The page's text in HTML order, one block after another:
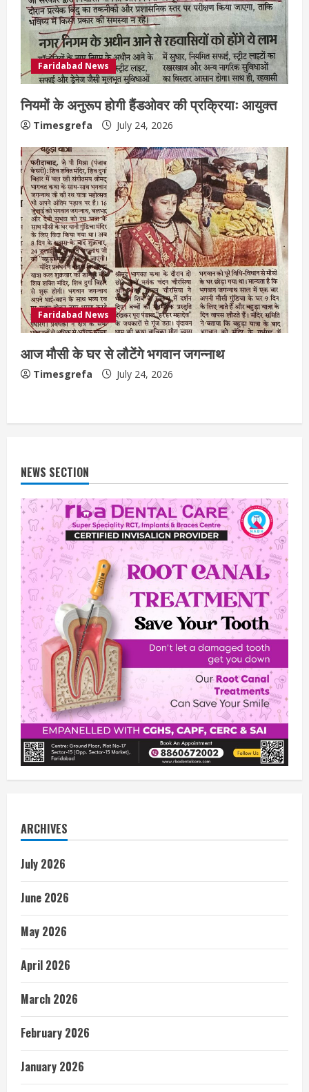
Faridabad News
नियमों के अनुरूप होगी हैंडओवर की प्रक्रियाः आयुक्त
Timesgrefa July 24, 2026
Faridabad News
आज मौसी के घर से लौटेंगे भगवान जगन्नाथ
Timesgrefa July 24, 2026
NEWS SECTION
ARCHIVES
July 2026
June 2026
May 2026
April 2026
March 2026
February 2026
January 2026